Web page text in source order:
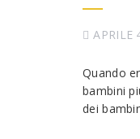
APRILE
Quando
bambini
dei